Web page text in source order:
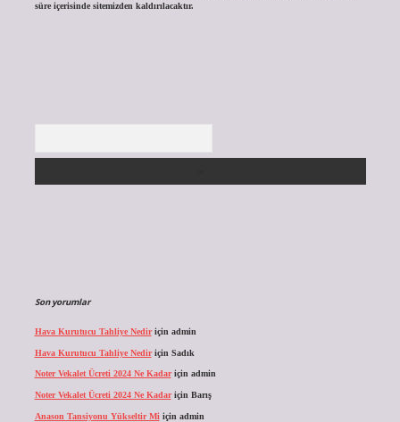
süre içerisinde sitemizden kaldırılacaktır.
Son yorumlar
Hava Kurutucu Tahliye Nediriçin admin
Hava Kurutucu Tahliye Nediriçin Sadık
Noter Vekalet Ücreti 2024 Ne Kadariçin admin
Noter Vekalet Ücreti 2024 Ne Kadariçin Barış
Anason Tansiyonu Yükseltir Mi için admin